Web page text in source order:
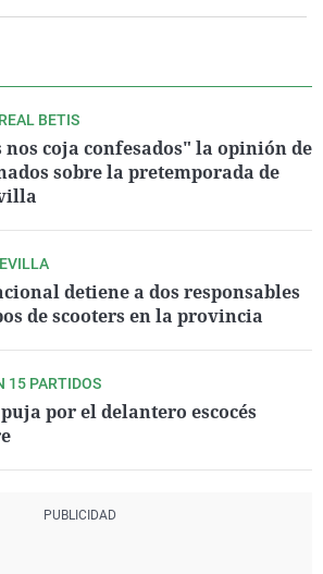
BETIS
nos coja confesados" la opinión de
sobre la pretemporada de
detiene a dos responsables
de scooters en la provincia
15 PARTIDOS
por el delantero escocés